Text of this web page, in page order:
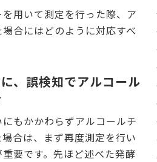
用いて測定を行った際、ア
合にはどのように対応すべ
、誤検知でアルコール
もかかわらずアルコールチ
合は、まず再度測定を行い
要です。先ほど述べた発酵